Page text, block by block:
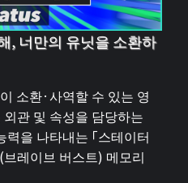
, 너만의 유닛을 소환하
소환·사역할 수 있는 영
관 및 속성을 담당하는
력을 나타내는 「스테이터
브레이브 버스트) 메모리